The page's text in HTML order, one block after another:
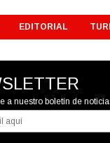
EDITORIAL
a nuestro boletín de